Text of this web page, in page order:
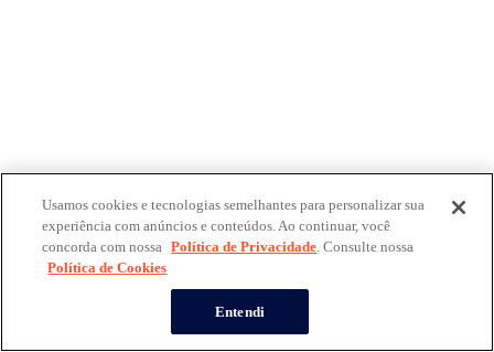
Usamos cookies e tecnologias semelhantes para personalizar sua
experiência com anúncios e conteúdos. Ao continuar, você
concorda com nossa Política de Privacidade. Consulte nossa
Política de Cookies
Entendi